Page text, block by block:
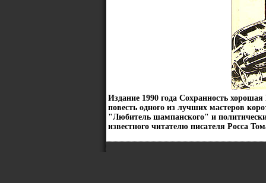
Издание 1990 года Сохранность
повесть одного из лучших мастеров
"Любитель шампанского" и
известного читателю писателя Росса